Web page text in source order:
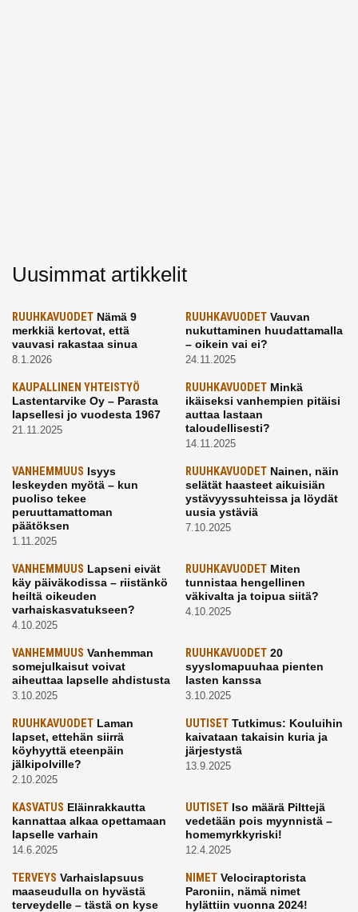
Uusimmat artikkelit
RUUHKAVUODET Nämä 9
merkkiä kertovat, että
vauvasi rakastaa sinua
8.1.2026
RUUHKAVUODETVauvan
nukuttaminen huudattamalla
– oikein vai ei?
24.11.2025
KAUPALLINEN YHTEISTYÖ
Lastentarvike Oy – Parasta
lapsellesi jo vuodesta 1967
21.11.2025
RUUHKAVUODETMinkä
ikäiseksi vanhempien pitäisi
auttaa lastaan
taloudellisesti?
14.11.2025
VANHEMMUUS Isyys
leskeyden myötä – kun
puoliso tekee
peruuttamattoman
päätöksen
1.11.2025
RUUHKAVUODETNainen, näin
selätät haasteet aikuisiän
ystävyyssuhteissa ja löydät
uusia ystäviä
7.10.2025
VANHEMMUUS Lapseni eivät
käy päiväkodissa – riistänkö
heiltä oikeuden
varhaiskasvatukseen?
4.10.2025
RUUHKAVUODETMiten
tunnistaa hengellinen
väkivalta ja toipua siitä?
4.10.2025
VANHEMMUUS Vanhemman
somejulkaisut voivat
aiheuttaa lapselle ahdistusta
3.10.2025
RUUHKAVUODET20
syyslomapuuhaa pienten
lasten kanssa
3.10.2025
RUUHKAVUODET Laman
lapset, ettehän siirrä
köyhyyttä eteenpäin
jälkipolville?
2.10.2025
UUTISETTutkimus: Kouluihin
kaivataan takaisin kuria ja
järjestystä
13.9.2025
KASVATUS Eläinrakkautta
kannattaa alkaa opettamaan
lapselle varhain
14.6.2025
UUTISETIso määrä Pilttejä
vedetään pois myynnistä –
homemyrkkyriski!
12.4.2025
TERVEYS Varhaislapsuus
maaseudulla on hyvästä
terveydelle – tästä on kyse
NIMETVelociraptorista
Paroniin, nämä nimet
hylättiin vuonna 2024!